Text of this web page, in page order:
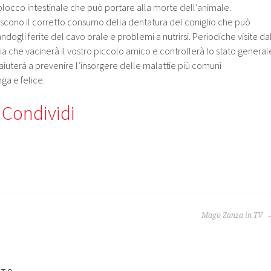
intestinale che può portare alla morte dell’animale.
il corretto consumo della dentatura del coniglio che può
ferite del cavo orale e problemi a nutrirsi. Periodiche visite
che vacinerà il vostro piccolo amico e controllerà lo stato
a prevenire l’insorgere delle malattie più comuni
e felice.
Condividi
Mago Zanza in TV